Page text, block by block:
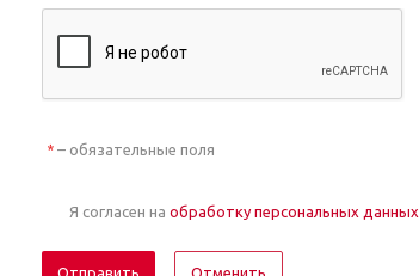
*– обязательные поля
Я согласен на обработку персональных данных
Отменить